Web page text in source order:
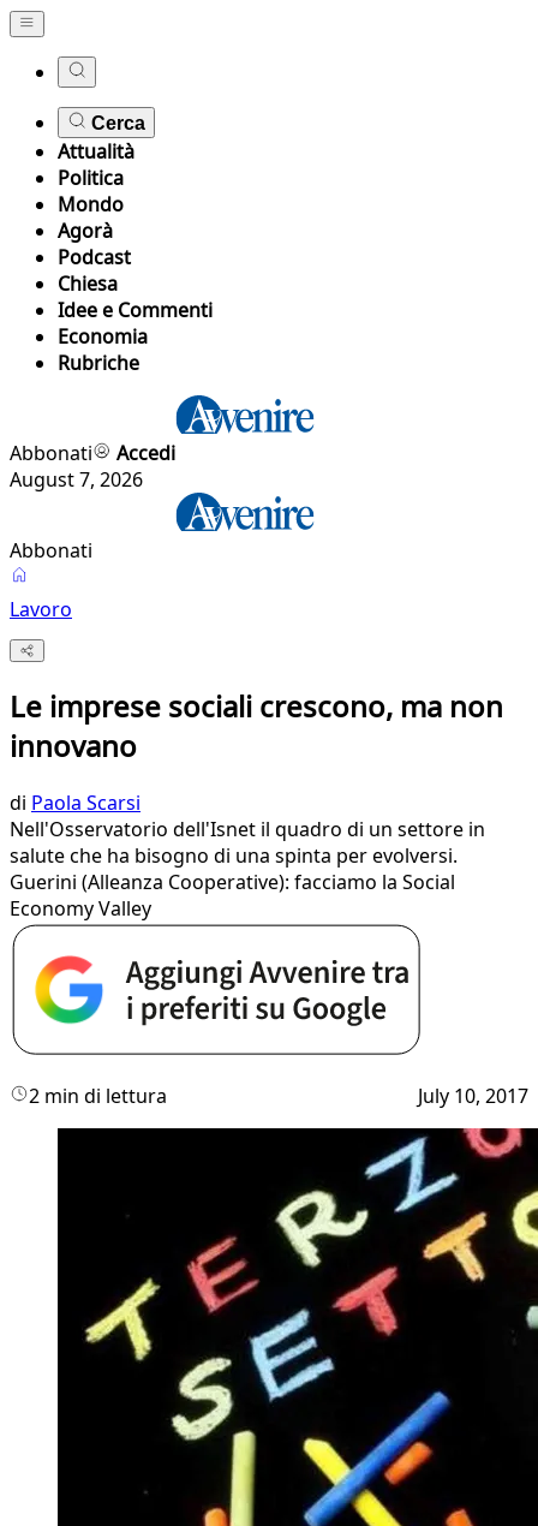
Cerca
Attualità
Politica
Mondo
Agorà
Podcast
Chiesa
Idee e Commenti
Economia
Rubriche
Abbonati
Accedi
August 7, 2026
Abbonati
Lavoro
Le imprese sociali crescono, ma non
innovano
di Paola Scarsi
Nell'Osservatorio dell'Isnet il quadro di un settore in
salute che ha bisogno di una spinta per evolversi.
Guerini (Alleanza Cooperative): facciamo la Social
Economy Valley
2 min di lettura July 10, 2017